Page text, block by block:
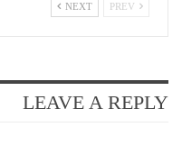
NEXT
LEAVE A REPLY